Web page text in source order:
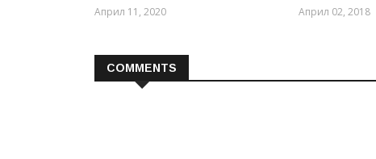
Април 11, 2020
Април 02, 2018
COMMENTS